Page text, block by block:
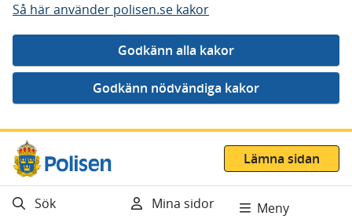
Så här använder polisen.se kakor
Gå direkt till innehåll
Lämna sidan
Sök Mina sidor Meny